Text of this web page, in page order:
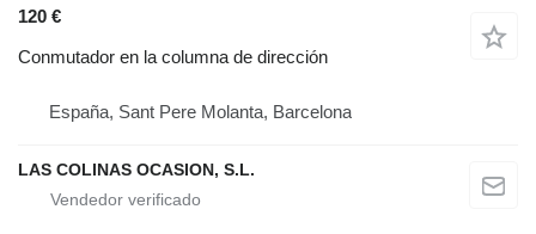
120 €
Conmutador en la columna de dirección
España, Sant Pere Molanta, Barcelona
LAS COLINAS OCASION, S.L.